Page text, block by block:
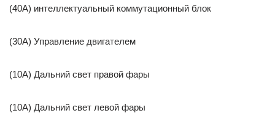
(40A) интеллектуальный коммутационный блок
(30A) Управление двигателем
(10A) Дальний свет правой фары
(10A) Дальний свет левой фары